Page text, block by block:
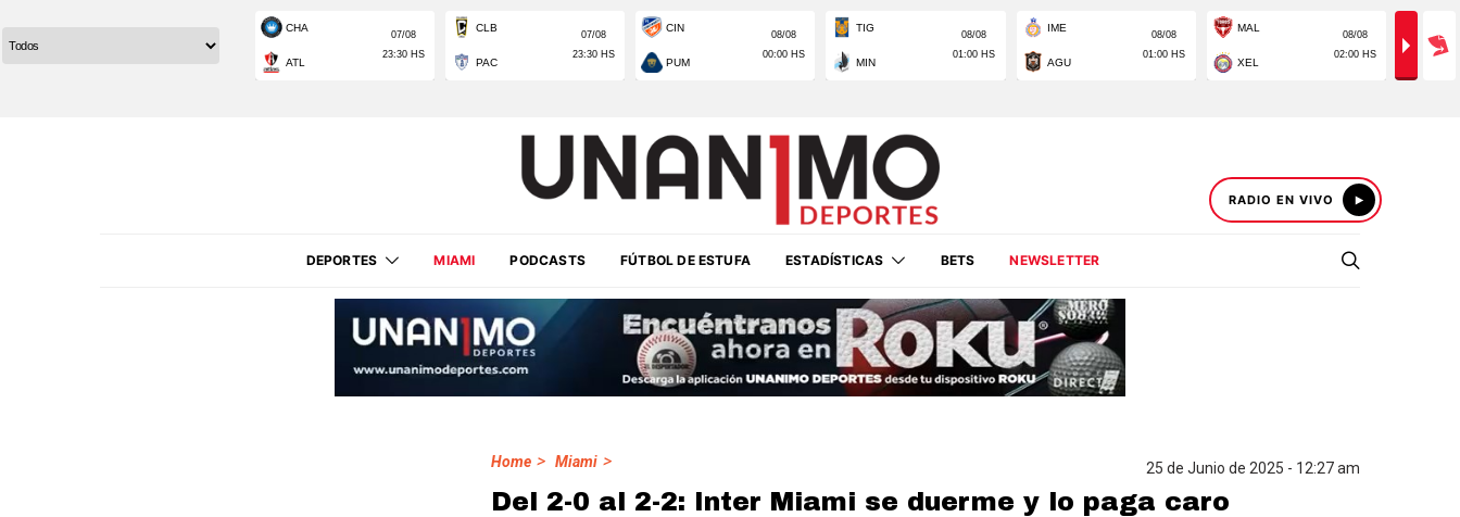
RADIO EN VIVO
DEPORTES MIAMI PODCASTS FÚTBOL DE ESTUFA ESTADÍSTICAS BETS NEWSLETTER
Home > Miami > 25 de Junio de 2025 - 12:27 am
Del 2-0 al 2-2: Inter Miami se duerme y lo paga caro